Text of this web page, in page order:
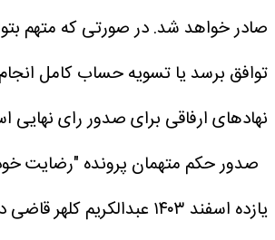
صادر خواهد شد. در صورتی که متهم
توافق برسد یا تسویه حساب کامل انجام
نهاد‌های ارفاقی برای صدور رای نهایی
صدور حکم متهمان پرونده "رضایت
یازده اسفند ۱۴۰۳ عبدالکریم کلهر